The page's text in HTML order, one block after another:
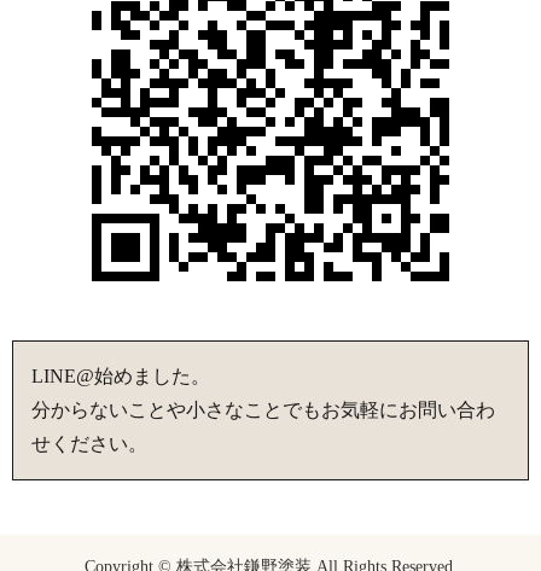
LINE@始めました。
分からないことや小さなことでもお気軽にお問い合わ
せください。
Copyright © 株式会社鎌野塗装 All Rights Reserved.